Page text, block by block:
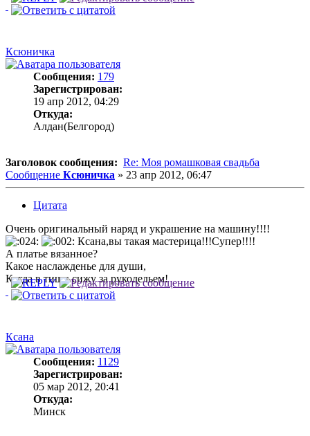
Ксюничка
Сообщения: 179
Зарегистрирован:
19 апр 2012, 04:29
Откуда:
Алдан(Белгород)
Заголовок сообщения: Re: Моя ромашковая свадьба
Сообщение Ксюничка » 23 апр 2012, 06:47
Цитата
Очень оригинальный наряд и украшение на машину!!!!
Ксана,вы такая мастерица!!!Супер!!!!
А платье вязанное?
Какое наслажденье для души,
Когда в тиши сижу за рукодельем!
Ксана
Сообщения: 1129
Зарегистрирован:
05 мар 2012, 20:41
Откуда:
Минск